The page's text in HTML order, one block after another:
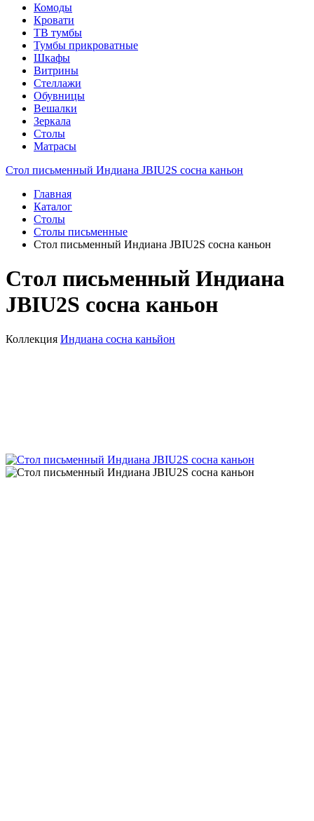
Комоды
Кровати
ТВ тумбы
Тумбы прикроватные
Шкафы
Витрины
Стеллажи
Обувницы
Вешалки
Зеркала
Столы
Матрасы
Стол письменный Индиана JBIU2S сосна каньон
Главная
Каталог
Столы
Столы письменные
Стол письменный Индиана JBIU2S сосна каньон
Стол письменный Индиана
JBIU2S сосна каньон
Коллекция Индиана сосна каньйон